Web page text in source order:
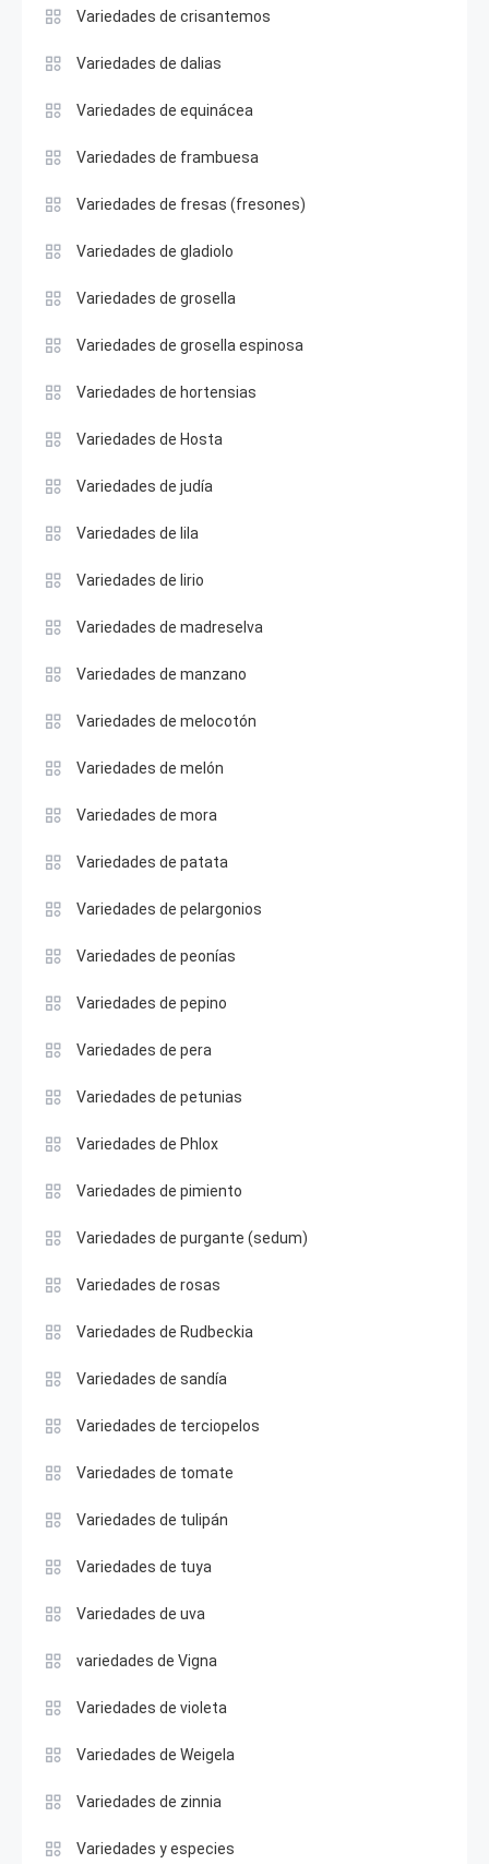
Variedades de crisantemos
Variedades de dalias
Variedades de equinácea
Variedades de frambuesa
Variedades de fresas (fresones)
Variedades de gladiolo
Variedades de grosella
Variedades de grosella espinosa
Variedades de hortensias
Variedades de Hosta
Variedades de judía
Variedades de lila
Variedades de lirio
Variedades de madreselva
Variedades de manzano
Variedades de melocotón
Variedades de melón
Variedades de mora
Variedades de patata
Variedades de pelargonios
Variedades de peonías
Variedades de pepino
Variedades de pera
Variedades de petunias
Variedades de Phlox
Variedades de pimiento
Variedades de purgante (sedum)
Variedades de rosas
Variedades de Rudbeckia
Variedades de sandía
Variedades de terciopelos
Variedades de tomate
Variedades de tulipán
Variedades de tuya
Variedades de uva
variedades de Vigna
Variedades de violeta
Variedades de Weigela
Variedades de zinnia
Variedades y especies